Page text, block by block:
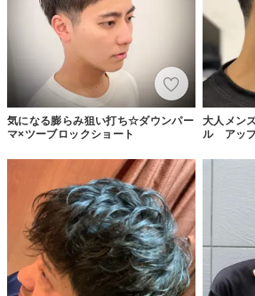
気になる膨らみ狙い打ち☆ダウンパー
マ×ツーブロックショート
大人メン
ル アッ